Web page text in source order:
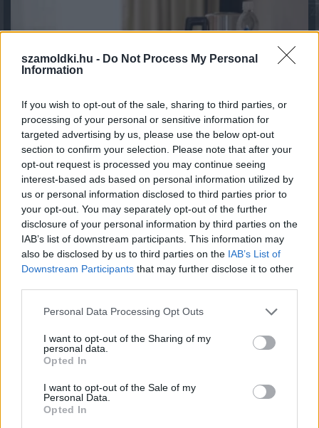
szamoldki.hu - Do Not Process My Personal
Information
If you wish to opt-out of the sale, sharing to third parties, or
processing of your personal or sensitive information for
targeted advertising by us, please use the below opt-out
section to confirm your selection. Please note that after your
opt-out request is processed you may continue seeing
interest-based ads based on personal information utilized by
us or personal information disclosed to third parties prior to
your opt-out. You may separately opt-out of the further
disclosure of your personal information by third parties on the
IAB’s list of downstream participants. This information may
also be disclosed by us to third parties on the IAB’s List of
Downstream Participants that may further disclose it to other
Please note that this website/app uses one or more Google
not limited to your visit or usage behaviour. You may click to
grant or deny consent to Google and its third-party tags to
use your data for below specified purposes in below Google
consent section.
Personal Data Processing Opt Outs
I want to opt-out of the Sharing of my
personal data.
Opted In
I want to opt-out of the Sale of my
Personal Data.
Opted In
Magyar infláció 2026 július - rekord alacsony szinten a
drágulás!
2026.08.07. 09:28